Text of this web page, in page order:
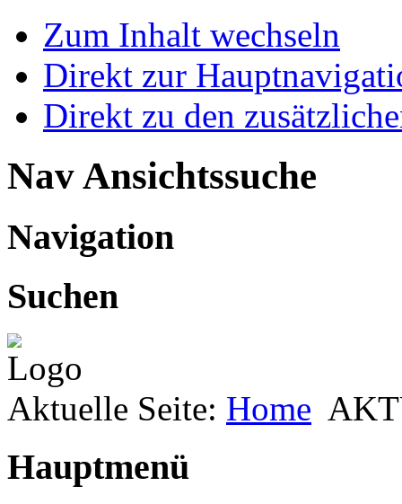
Zum Inhalt wechseln
Direkt zur
Direkt zu den
Nav Ansichtssuche
Navigation
Suchen
Aktuelle Seite: Home
Hauptmenü